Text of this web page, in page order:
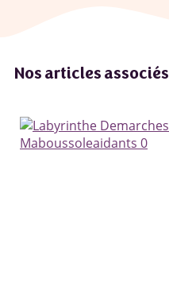
Nos articles associés